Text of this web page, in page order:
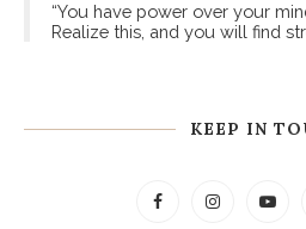
“You have power over your
Realize this, and you will find
KEEP IN